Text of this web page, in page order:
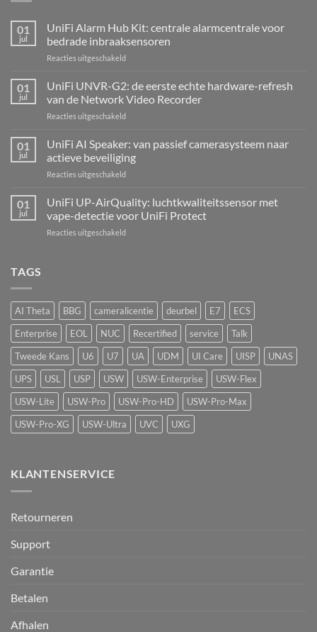
01
jul
UniFi Alarm Hub Kit: centrale alarmcentrale voor
bedrade inbraaksensoren
Reacties uitgeschakeldvoor
Alarm
Hub
Kit:
centrale
voor
inbraaksensoren
01
jul
UniFi UNVR-G2: de eerste echte hardware-refresh
van de Network Video Recorder
Reacties uitgeschakeldvoor
G2:
de
eerste
hardware-
refresh
de
01
jul
UniFi AI Speaker: van passief camerasysteem naar
actieve beveiliging
Reacties uitgeschakeldvoor
Speaker:
van
passief
01
jul
UniFi UP-AirQuality: luchtkwaliteitssensor met
vape-detectie voor UniFi Protect
Reacties uitgeschakeldvoor
vape-
detectie
voor
UniFi
Protect
TAGS
AI Theta BBG cameralicentie deurbel E7
ECS
Enterprise
EOL NUC Recertified service
Talk
Tweede Kans
U6 U7 UA UDM UI Care UISP
UNAS
UPS
USL USP USW USW-Enterprise
USW-Flex
USW-Lite
USW-Pro USW-Pro-HD
USW-Pro-Max
USW-Pro-XG
USW-Ultra UVC UXG
KLANTENSERVICE
Retourneren
Support
Garantie
Betalen
Afhalen